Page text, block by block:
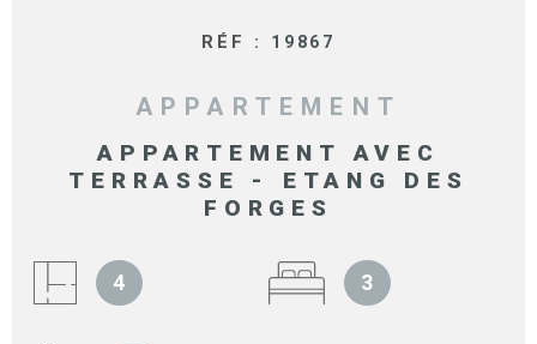
RÉF : 19867
APPARTEMENT
APPARTEMENT AVEC
TERRASSE - ETANG DES
FORGES
4 3